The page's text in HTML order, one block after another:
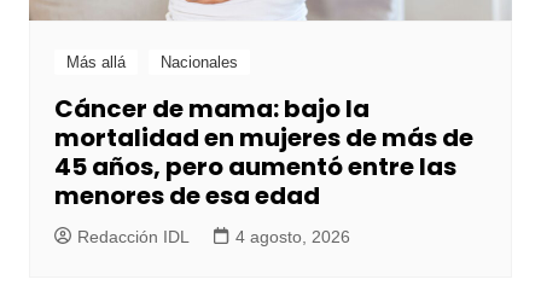
Más allá Nacionales
Cáncer de mama: bajo la
mortalidad en mujeres de más de
45 años, pero aumentó entre las
menores de esa edad
Redacción IDL 4 agosto, 2026